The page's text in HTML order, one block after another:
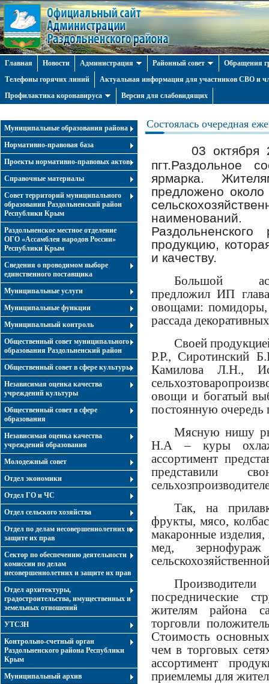
Главная Новости Администрация Районный совет
Обращения
Телефоны горячих линий
Актуальная информация для участников СВО и
Профилактика коронавируса
Версия для слабовидящих
Муниципальные образования района
Нормативно-правовая база
Проекты нормативно-правовых актов
Справочные материалы
Совет территорий муниципального
образования Раздольненский район
Республики Крым
Раздольненское местное отделение
ОГО «Ассамблея народов России»
Республики Крым
Cведения о проводимом выборе
единственного поставщика
Муниципальные услуги
Муниципальные функции
Муниципальный контроль
Общественный совет муниципального
образования Раздольненский район
Общественный совет в сфере культуры
Независимая оценка качества
учреждений культуры
Общественный совет в сфере
образования
Независимая оценка качества
учреждений образования
Молодежный совет
Отдел экономики
Отдел ГО и ЧС
Отдел сельского хозяйства
Отдел по делам несовершеннолетних и
защите их прав
Сектор по обеспечению деятельности
комиссии по делам
несовершеннолетних и защите их прав
Отдел архитектуры,
градостроительства, имущественных и
земельных отношений
УТСЗН
Контрольно-счетный орган
Раздольненского района Республики
Крым
Муниципальный архив
Состоялась очередная
03 октября
пгт.Раздольное
ярмарка.
предложено
наименований.
продукцию,
и качеству.
Большой
предложил ИП
овощами: помидоры,
рассада
Своей
Р.Р., Сиротинский
Камилова Л.Н.,
овощи и богатый
постоянную очередь
Мясную нишу
Н.А – куры
ассортимент
представили
Так, на
фрукты, мясо,
макаронные
мед,
посреднические
жителям района
торговли
Стоимость
чем в торговых
ассортимент
приемлемы для